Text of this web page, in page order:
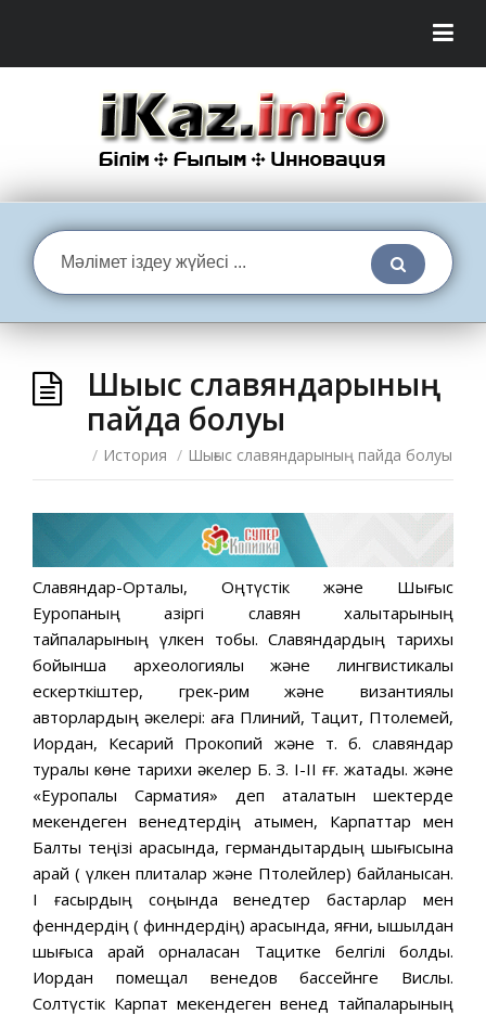
Шығыс славяндарының
пайда болуы
/ История / Шығыс славяндарының пайда болуы
Славяндар-Орталық, Оңтүстік және Шығыс
Еуропаның қазіргі славян халықтарының
тайпаларының үлкен тобы. Славяндардың тарихы
бойынша археологиялық және лингвистикалық
ескерткіштер, грек-рим және византиялық
авторлардың әкелері: аға Плиний, Тацит, Птолемей,
Иордан, Кесарий Прокопий және т. б. славяндар
туралы көне тарихи әкелер Б. З. І-ІІ ғғ. жатады. және
«Еуропалық Сарматия» деп аталатын шектерде
мекендеген венедтердің атымен, Карпаттар мен
Балтық теңізі арасында, германдықтардың шығысына
қарай ( үлкен плиталар және Птолейлер) байланысқан.
I ғасырдың соңында венедтер бастарлар мен
фенндердің ( финндердің) арасында, яғни, қышқылдан
шығысқа қарай орналасқан Тацитке белгілі болды.
Иордан помещал венедов бассейнге Вислы.
Солтүстік Карпат мекендеген венед тайпаларының